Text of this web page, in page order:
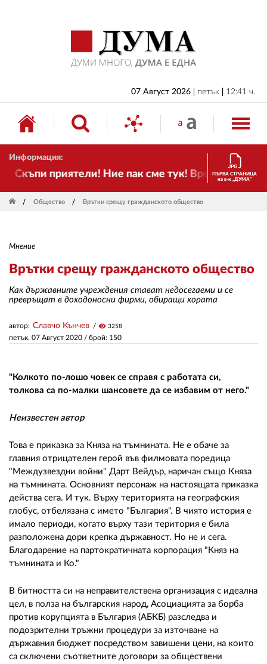
07 Август 2026 петък 12:41 ч.
Информация:
приятели! Ние пак сме тук! Времето сеПЪРВА СТРАНИЦА
на в-к „ДУМА“
Общество Врътки срещу гражданското общество
Мнение
Врътки срещу гражданското общество
Как държавните учреждения стават недосегаеми и се
превръщат в доходоносни фирми, обиращи хората
петък, 07 Август 2020 / брой: 150
автор: Славчо Кънчев visibility 3258
"Колкото по-лошо човек се справя с работата си,
толкова са по-малки шансовете да се избавим от него."
Неизвестен автор
Това е приказка за Княза на тъмнината. Не е обаче за
главния отрицателен герой във филмовата поредица
"Междузвездни войни" Дарт Вейдър, наричан също Княза
на тъмнината. Основният персонаж на настоящата приказка
действа сега. И тук. Върху територията на географския
глобус, отбелязана с името "България". В чиято история е
имало периоди, когато върху тази територия е била
разположена дори крепка държавност. Но не и сега.
Благодарение на партократичната корпорация "Княз на
тъмнината и Ко."
В битността си на неправителствена организация с идеална
цел, в полза на българския народ, Асоциацията за борба
против корупцията в България (АБКБ) разследва и
подозрителни тръжни процедури за източване на
държавния бюджет посредством завишени цени, на които
са сключени съответните договори за обществени
БЪЛГАРИЯ
ИКОНОМИКА
ИЗБОРИ
СВЯТ
ЗА НАС
АВТОРИ
РЕДАКЦИЯ
РЕКЛАМА
УСЛОВИЯ ЗА ПОЛЗВАНЕ
ПОЛИТИКА ЗА БИСКВИТКИТЕ
ПОЛИТИКАТА ЗА
ПОВЕРИТЕЛНОСТ
02 975 20 35